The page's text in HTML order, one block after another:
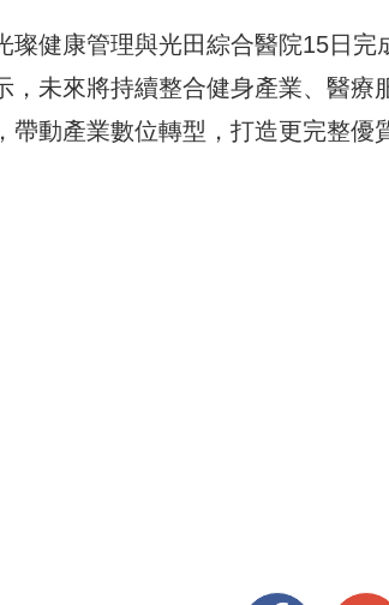
璨健康管理與光田綜合醫院15日
，未來將持續整合健身產業、醫
帶動產業數位轉型，打造更完整優